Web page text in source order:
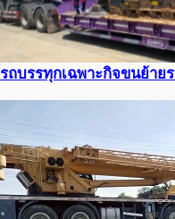
รถบรรทุกเฉพาะกิจขนย้าย